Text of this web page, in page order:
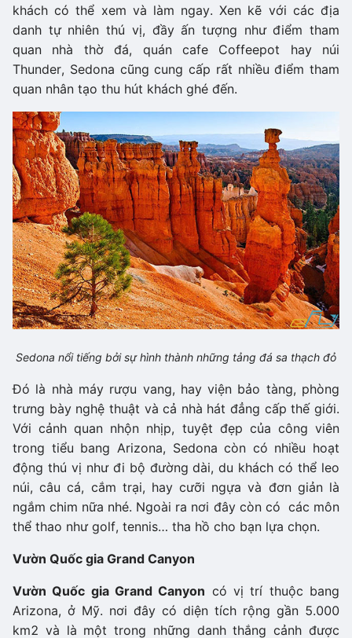
khách có thể xem và làm ngay. Xen kẽ với các địa
danh tự nhiên thú vị, đầy ấn tượng như điểm tham
quan nhà thờ đá, quán cafe Coffeepot hay núi
Thunder, Sedona cũng cung cấp rất nhiều điểm tham
quan nhân tạo thu hút khách ghé đến.
Sedona nổi tiếng bởi sự hình thành những tảng đá sa thạch đỏ
Đó là nhà máy rượu vang, hay viện bảo tàng, phòng
trưng bày nghệ thuật và cả nhà hát đẳng cấp thế giới.
Với cảnh quan nhộn nhịp, tuyệt đẹp của công viên
trong tiểu bang Arizona, Sedona còn có nhiều hoạt
động thú vị như đi bộ đường dài, du khách có thể leo
núi, câu cá, cắm trại, hay cưỡi ngựa và đơn giản là
ngắm chim nữa nhé. Ngoài ra nơi đây còn có các môn
thể thao như golf, tennis… tha hồ cho bạn lựa chọn.
Vườn Quốc gia Grand Canyon
Vườn Quốc gia Grand Canyon có vị trí thuộc bang
Arizona, ở Mỹ. nơi đây có diện tích rộng gần 5.000
km2 và là một trong những danh thắng cảnh được